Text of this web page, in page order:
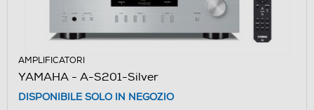
AMPLIFICATORI
YAMAHA - A-S201-Silver
DISPONIBILE SOLO IN NEGOZIO